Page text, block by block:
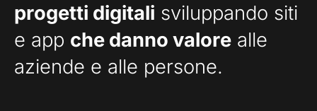
progetti digitali sviluppando siti
e app che danno valore alle
aziende e alle persone.